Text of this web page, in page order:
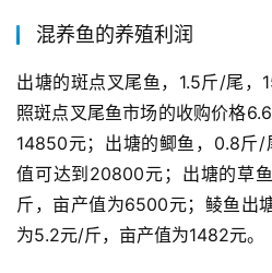
混养鱼的养殖利润
出塘的斑点叉尾鱼，1.5斤/尾
照斑点叉尾鱼市场的收购价格
14850元；出塘的鲫鱼，0.8斤
值可达到20800元；出塘的草
斤，亩产值为6500元；鲮鱼出
为5.2元/斤，亩产值为1482元。